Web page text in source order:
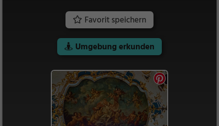
Favorit speichern
Umgebung erkunden